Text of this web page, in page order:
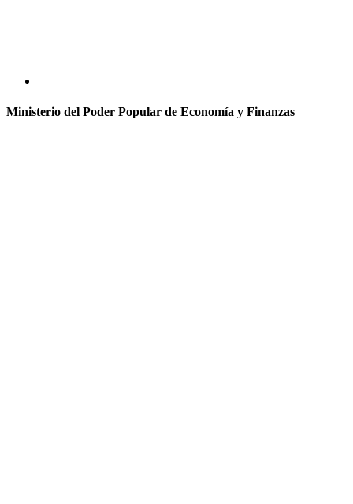
Ministerio del Poder Popular de Economía y Finanzas